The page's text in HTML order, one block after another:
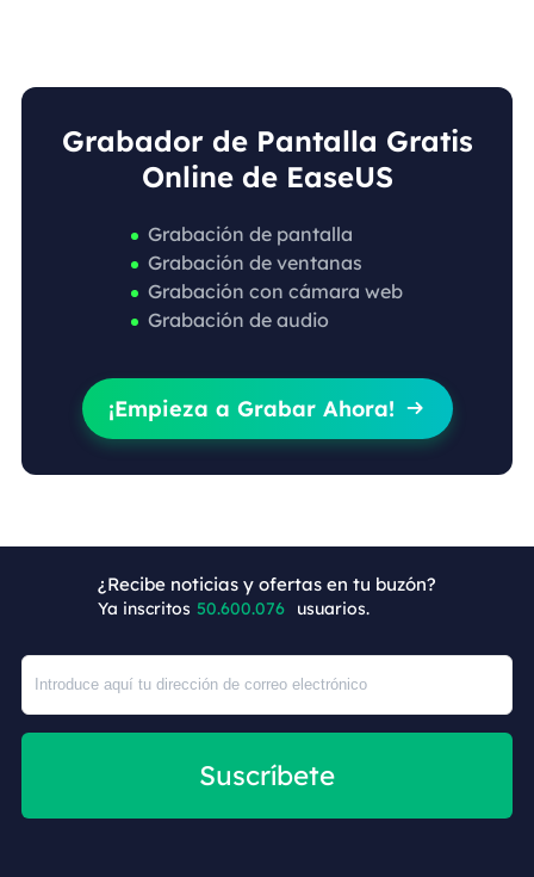
Grabador de Pantalla Gratis
Online de EaseUS
Grabación de pantalla
Grabación de ventanas
Grabación con cámara web
Grabación de audio
¡Empieza a Grabar Ahora! 
¿Recibe noticias y ofertas en tu buzón?
Ya inscritos 50.600.076 usuarios.
Suscríbete
+9